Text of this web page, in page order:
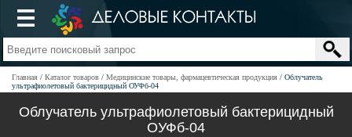
Главная Каталог товаров Медицинские товары, фармацевтическая продукция
Облучатель
ультрафиолетовый бактерицидный ОУФб-04
Облучатель ультрафиолетовый бактерицидный
ОУФб-04